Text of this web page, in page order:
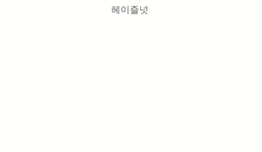
헤이즐넛